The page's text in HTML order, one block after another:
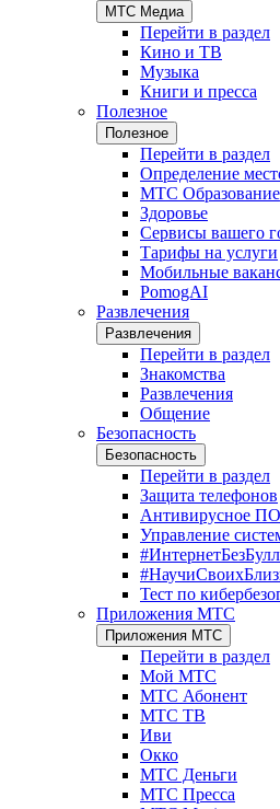
МТС Медиа
Перейти в раздел
Кино и ТВ
Музыка
Книги и пресса
Полезное
Полезное
Перейти в раздел
Определение
МТС Образование
Здоровье
Сервисы вашего
Тарифы на услуги
Мобильные
PomogAI
Развлечения
Развлечения
Перейти в раздел
Знакомства
Развлечения
Общение
Безопасность
Безопасность
Перейти в раздел
Защита телефонов
Антивирусное ПО
Управление
Тест по
Приложения МТС
Приложения МТС
Перейти в раздел
Мой МТС
МТС Абонент
МТС ТВ
Иви
Окко
МТС Деньги
МТС Пресса